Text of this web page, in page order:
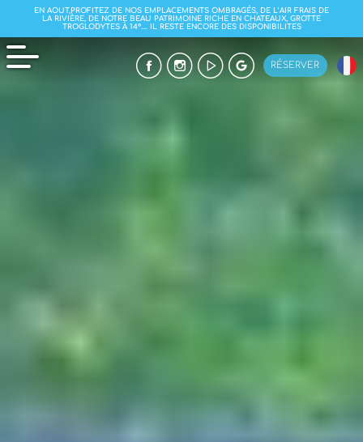
EN AOUT,PROFITEZ DE NOS EMPLACEMENTS OMBRAGÉS, DE L’AIR FRAIS DE
LA RIVIÈRE, DE NOTRE BEAU PATRIMOINE RICHE EN CHATEAUX, GROTTE
TROGLODYTES À 14°…. IL RESTE ENCORE DES DISPONIBILITES
RÉSERVER